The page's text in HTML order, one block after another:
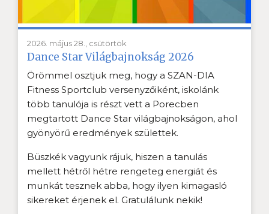
2026. május 28., csütörtök
Dance Star Világbajnokság 2026
Örömmel osztjuk meg, hogy a SZAN-DIA
Fitness Sportclub versenyzőiként, iskolánk
több tanulója is részt vett a Porecben
megtartott Dance Star világbajnokságon, ahol
gyönyörű eredmények születtek.
Büszkék vagyunk rájuk, hiszen a tanulás
mellett hétről hétre rengeteg energiát és
munkát tesznek abba, hogy ilyen kimagasló
sikereket érjenek el. Gratulálunk nekik!